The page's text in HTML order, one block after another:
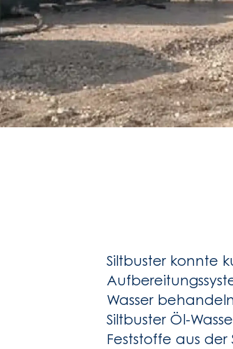
Siltbuster konnte
Wasser
Siltbuster Öl-
Feststoffe aus